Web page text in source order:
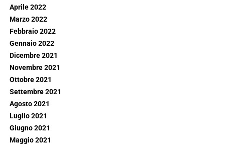
Aprile 2022
Marzo 2022
Febbraio 2022
Gennaio 2022
Dicembre 2021
Novembre 2021
Ottobre 2021
Settembre 2021
Agosto 2021
Luglio 2021
Giugno 2021
Maggio 2021